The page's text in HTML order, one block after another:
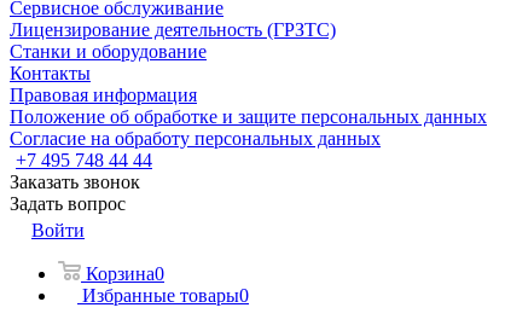
Сервисное обслуживание
Лицензирование деятельность (ГРЗТС)
Станки и оборудование
Контакты
Правовая информация
Положение об обработке и защите персональных данных
Согласие на обработу персональных данных
+7 495 748 44 44
Заказать звонок
Задать вопрос
Войти
Корзина0
Избранные товары0